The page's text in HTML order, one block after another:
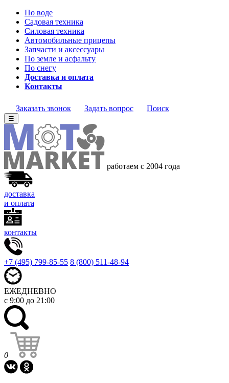
По воде
Садовая техника
Силовая техника
Автомобильные прицепы
Запчасти и аксессуары
По земле и асфальту
По снегу
Доставка и оплата
Контакты
Заказать звонок Задать вопрос Поиск
☰
работаем с 2004 года
доставка
и оплата
контакты
+7 (495) 799-85-55 8 (800) 511-48-94
ЕЖЕДНЕВНО
с 9:00 до 21:00
0